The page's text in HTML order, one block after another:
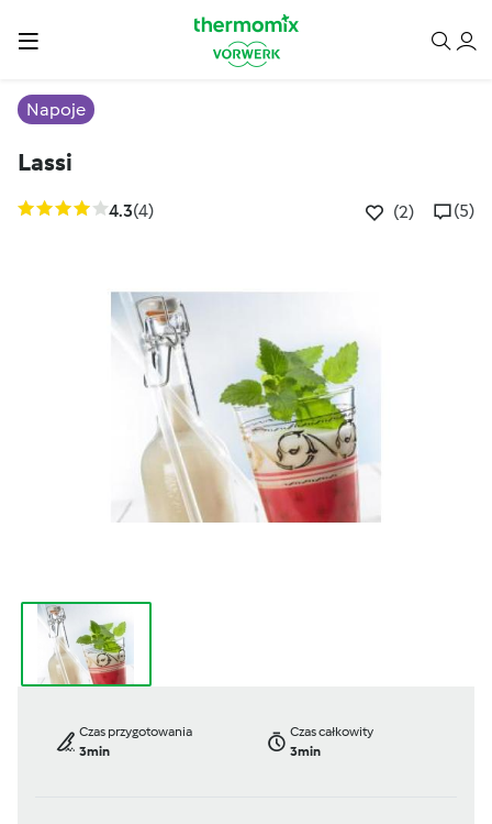
Napoje
Lassi
4.3(4) (2) (5)
Czas przygotowania
3min
Czas całkowity
3min